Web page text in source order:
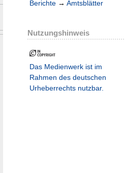
Berichte → Amtsblätter
Nutzungshinweis
Das Medienwerk ist im
Rahmen des deutschen
Urheberrechts nutzbar.